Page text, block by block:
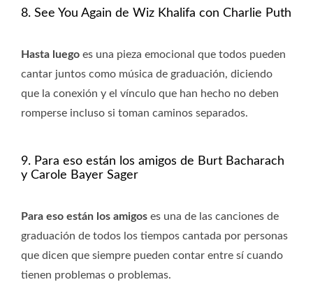
8. See You Again de Wiz Khalifa con Charlie Puth
Hasta luego es una pieza emocional que todos pueden
cantar juntos como música de graduación, diciendo
que la conexión y el vínculo que han hecho no deben
romperse incluso si toman caminos separados.
9. Para eso están los amigos de Burt Bacharach
y Carole Bayer Sager
Para eso están los amigos es una de las canciones de
graduación de todos los tiempos cantada por personas
que dicen que siempre pueden contar entre sí cuando
tienen problemas o problemas.